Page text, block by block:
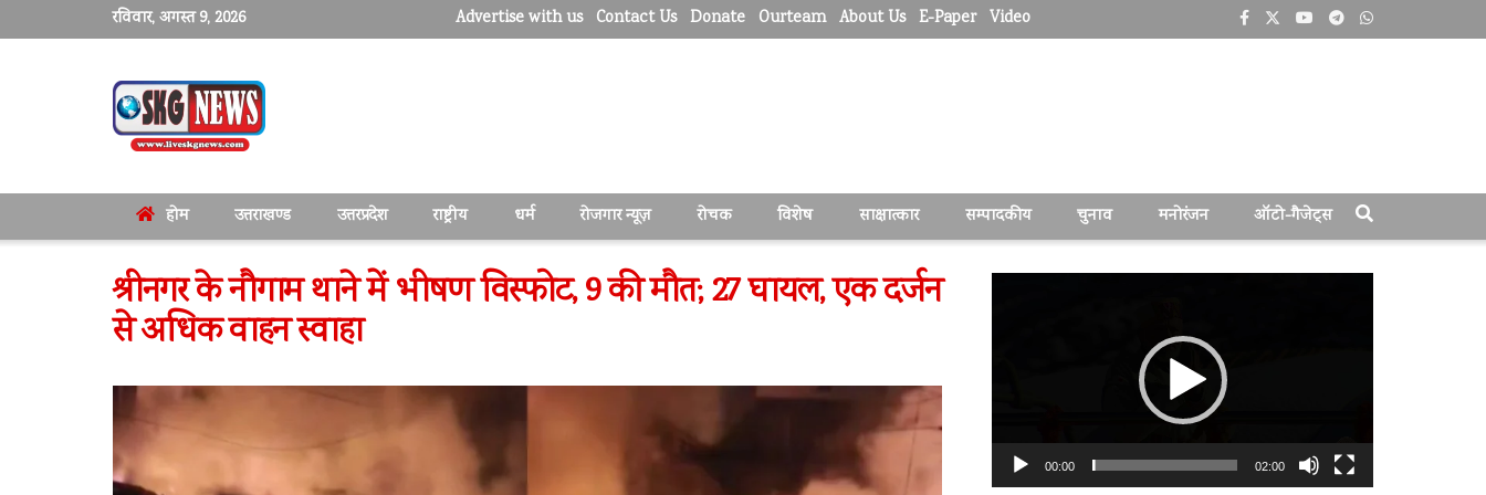
रविवार, अगस्त 9, 2026 Advertise with us Contact Us Donate Ourteam About Us E-Paper Video
होम उत्तराखण्ड उत्तरप्रदेश राष्ट्रीय धर्म रोजगार न्यूज़ रोचक विशेष साक्षात्कार सम्पादकीय चुनाव मनोरंजन ऑटो-गैजेट्स
श्रीनगर के नौगाम थाने में भीषण विस्फोट, 9 की मौत; 27 घायल, एक दर्जन
से अधिक वाहन स्वाहा
00:00 02:00